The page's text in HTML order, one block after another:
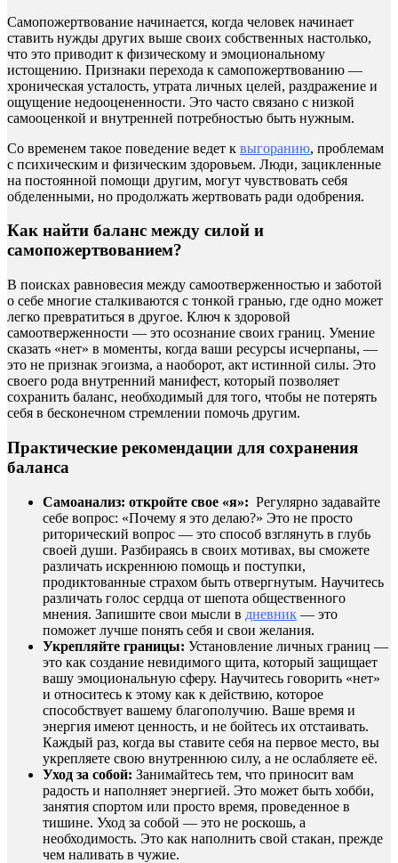
Самопожертвование начинается, когда человек начинает
ставить нужды других выше своих собственных настолько,
что это приводит к физическому и эмоциональному
истощению. Признаки перехода к самопожертвованию —
хроническая усталость, утрата личных целей, раздражение и
ощущение недооцененности. Это часто связано с низкой
самооценкой и внутренней потребностью быть нужным.
Со временем такое поведение ведет к выгоранию, проблемам
с психическим и физическим здоровьем. Люди, зацикленные
на постоянной помощи другим, могут чувствовать себя
обделенными, но продолжать жертвовать ради одобрения.
Как найти баланс между силой и
самопожертвованием?
В поисках равновесия между самоотверженностью и заботой
о себе многие сталкиваются с тонкой гранью, где одно может
легко превратиться в другое. Ключ к здоровой
самоотверженности — это осознание своих границ. Умение
сказать «нет» в моменты, когда ваши ресурсы исчерпаны, —
это не признак эгоизма, а наоборот, акт истинной силы. Это
своего рода внутренний манифест, который позволяет
сохранить баланс, необходимый для того, чтобы не потерять
себя в бесконечном стремлении помочь другим.
Практические рекомендации для сохранения
баланса
Самоанализ: откройте свое «я»: Регулярно задавайте
себе вопрос: «Почему я это делаю?» Это не просто
риторический вопрос — это способ взглянуть в глубь
своей души. Разбираясь в своих мотивах, вы сможете
различать искреннюю помощь и поступки,
продиктованные страхом быть отвергнутым. Научитесь
различать голос сердца от шепота общественного
мнения. Запишите свои мысли в дневник — это
поможет лучше понять себя и свои желания.
Укрепляйте границы: Установление личных границ —
это как создание невидимого щита, который защищает
вашу эмоциональную сферу. Научитесь говорить «нет»
и относитесь к этому как к действию, которое
способствует вашему благополучию. Ваше время и
энергия имеют ценность, и не бойтесь их отстаивать.
Каждый раз, когда вы ставите себя на первое место, вы
укрепляете свою внутреннюю силу, а не ослабляете её.
Уход за собой: Занимайтесь тем, что приносит вам
радость и наполняет энергией. Это может быть хобби,
занятия спортом или просто время, проведенное в
тишине. Уход за собой — это не роскошь, а
необходимость. Это как наполнить свой стакан, прежде
чем наливать в чужие.